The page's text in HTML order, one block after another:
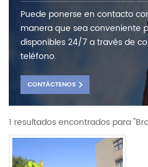
Puede ponerse en contacto
manera que sea conveniente
disponibles 24/7 a través de
teléfono.
CONTÁCTENOS
1 resultados encontrados para